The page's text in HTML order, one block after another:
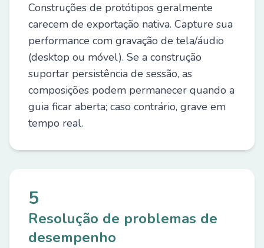
Construções de protótipos geralmente
carecem de exportação nativa. Capture sua
performance com gravação de tela/áudio
(desktop ou móvel). Se a construção
suportar persistência de sessão, as
composições podem permanecer quando a
guia ficar aberta; caso contrário, grave em
tempo real.
5
Resolução de problemas de
desempenho